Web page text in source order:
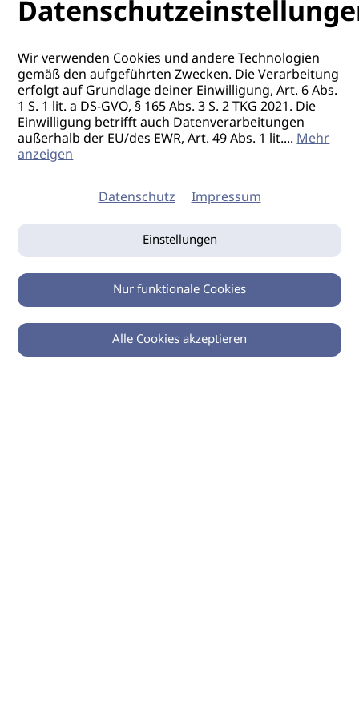
0
Wir verwenden Cookies und andere Technologien
gemäß den aufgeführten Zwecken. Die Verarbeitung
erfolgt auf Grundlage deiner Einwilligung, Art. 6 Abs.
1 S. 1 lit. a DS-GVO, § 165 Abs. 3 S. 2 TKG 2021. Die
Einwilligung betrifft auch Datenverarbeitungen
außerhalb der EU/des EWR, Art. 49 Abs. 1 lit....Mehr
anzeigen
Datenschutz Impressum
Einstellungen
Nur funktionale Cookies
Alle Cookies akzeptieren